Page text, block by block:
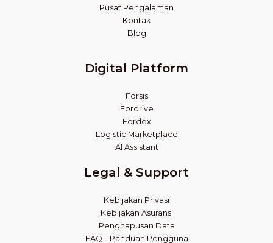
Pusat Pengalaman
Kontak
Blog
Digital Platform
Forsis
Fordrive
Fordex
Logistic Marketplace
AI Assistant
Legal & Support
Kebijakan Privasi
Kebijakan Asuransi
Penghapusan Data
FAQ – Panduan Pengguna